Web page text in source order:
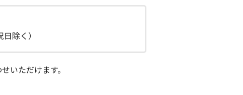
除く）
いただけます。